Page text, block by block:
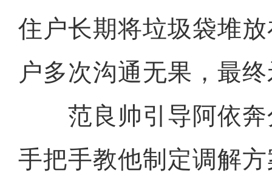
住户长期将垃圾袋堆
户多次沟通无果，最
范良帅引导阿依奔
手把手教他制定调解